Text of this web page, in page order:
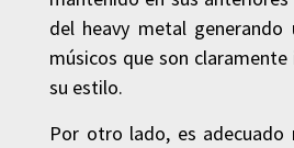
del heavy metal
músicos que son
su estilo.
Por otro lado, es